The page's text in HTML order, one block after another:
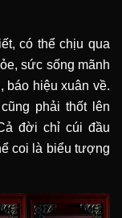
có thể chịu qua
sức sống mãnh
báo hiệu xuân về.
phải thốt lên
đời chỉ cúi đầu
coi là biểu tượng